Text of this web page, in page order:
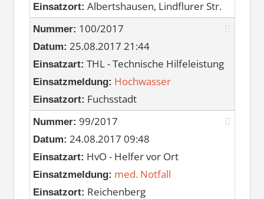
Einsatzort: Albertshausen, Lindflurer Str.
Nummer: 100/2017
Datum: 25.08.2017 21:44
Einsatzart: THL - Technische Hilfeleistung
Einsatzmeldung: Hochwasser
Einsatzort: Fuchsstadt
Nummer: 99/2017
Datum: 24.08.2017 09:48
Einsatzart: HvO - Helfer vor Ort
Einsatzmeldung: med. Notfall
Einsatzort: Reichenberg